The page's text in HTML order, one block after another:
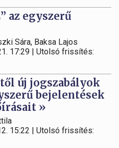
az egyszerű
Sára, Baksa Lajos
17:29 | Utolsó frissítés:
új jogszabályok
bejelentések
»
15:22 | Utolsó frissítés: